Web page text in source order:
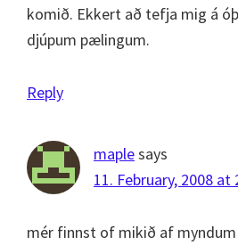
komið. Ekkert að tefja mig á
djúpum pælingum.
Reply
maplesays
11. February, 2008 at
mér finnst of mikið af